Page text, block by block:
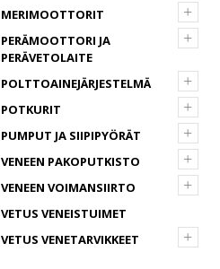
+
MERIMOOTTORIT
+
PERÄMOOTTORI JA
PERÄVETOLAITE
+
POLTTOAINEJÄRJESTELMÄ
+
POTKURIT
+
PUMPUT JA SIIPIPYÖRÄT
+
VENEEN PAKOPUTKISTO
+
VENEEN VOIMANSIIRTO
VETUS VENEISTUIMET
+
VETUS VENETARVIKKEET